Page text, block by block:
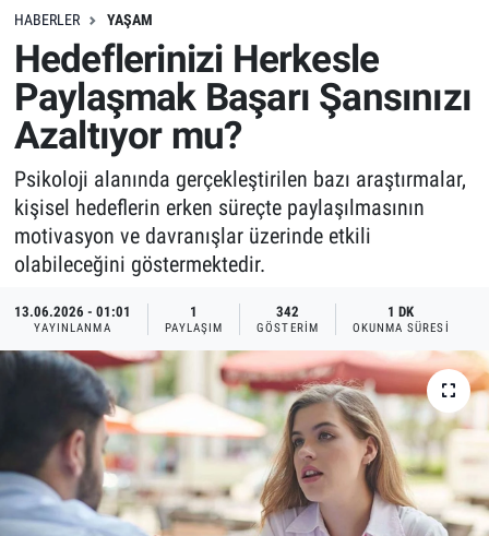
HABERLER YAŞAM
Hedeflerinizi Herkesle
Paylaşmak Başarı Şansınızı
Azaltıyor mu?
Psikoloji alanında gerçekleştirilen bazı araştırmalar,
kişisel hedeflerin erken süreçte paylaşılmasının
motivasyon ve davranışlar üzerinde etkili
olabileceğini göstermektedir.
13.06.2026 - 01:01
YAYINLANMA
1
PAYLAŞIM
342
GÖSTERIM
1 DK
OKUNMA SÜRESI